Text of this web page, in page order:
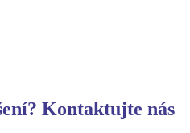
Kontaktujte nás